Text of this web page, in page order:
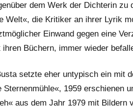
dem Werk der Dichterin zu
Welt«, die Kritiker an ihrer Lyrik
Einwand gegen eine
Büchern, immer wieder
setzte eher untypisch ein mit
1959 erschienen
aus dem Jahr 1979 mit Bildern